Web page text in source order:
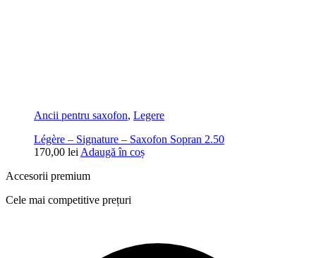
Ancii pentru saxofon, Legere
Légère – Signature – Saxofon Sopran 2.50
170,00 leiAdaugă în coș
Accesorii premium
Cele mai competitive prețuri